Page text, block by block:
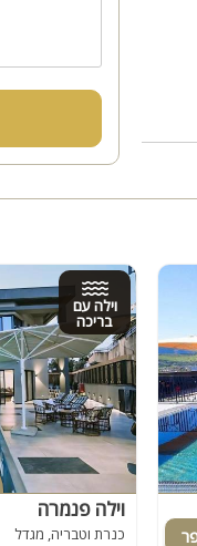
וילה עם
בריכה
וילה פנמרה
כנרת וטבריה, מגדל